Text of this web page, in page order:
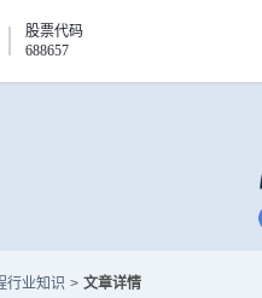
股票代码
688657
行业知识 > 文章详情